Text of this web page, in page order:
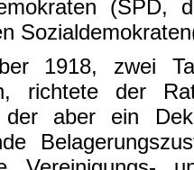
(SPD,
1918, zwei
richtete der
der aber ein